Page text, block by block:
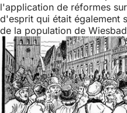
l'application de réformes
d'esprit qui était également
de la population de